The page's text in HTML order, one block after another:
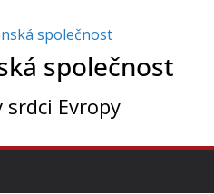
společnost
srdci Evropy